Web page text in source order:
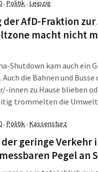
alle Zahlen in den
Verkehr auf die
· Politik· Leipzig
der AfD-Fraktion
macht nicht
Shutdown kam auch ein
Auch die Bahnen und
innen zu Hause blieben
trommelten die
beantragte: die
epidemologischer Sicht
· Politik· Kassensturz
geringe Verkehr
Pegel an